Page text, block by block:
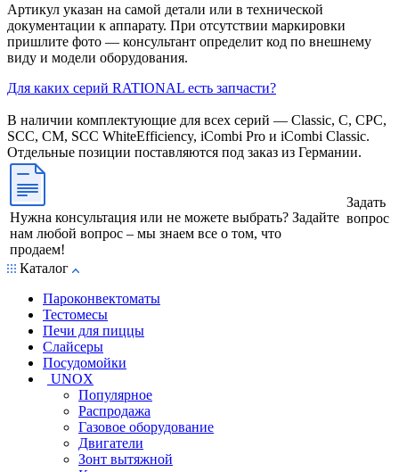
Артикул указан на самой детали или в технической
документации к аппарату. При отсутствии маркировки
пришлите фото — консультант определит код по внешнему
виду и модели оборудования.
Для каких серий RATIONAL есть запчасти?
В наличии комплектующие для всех серий — Classic, C, CPC,
SCC, CM, SCC WhiteEfficiency, iCombi Pro и iCombi Classic.
Отдельные позиции поставляются под заказ из Германии.
Нужна консультация или не можете выбрать? Задайте
нам любой вопрос – мы знаем все о том, что
продаем!
Задать
вопрос
Каталог
Пароконвектоматы
Тестомесы
Печи для пиццы
Слайсеры
Посудомойки
UNOX
Популярное
Распродажа
Газовое оборудование
Двигатели
Зонт вытяжной